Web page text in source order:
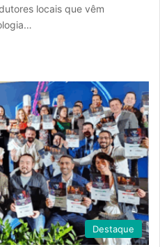
locais que vêm
Destaque